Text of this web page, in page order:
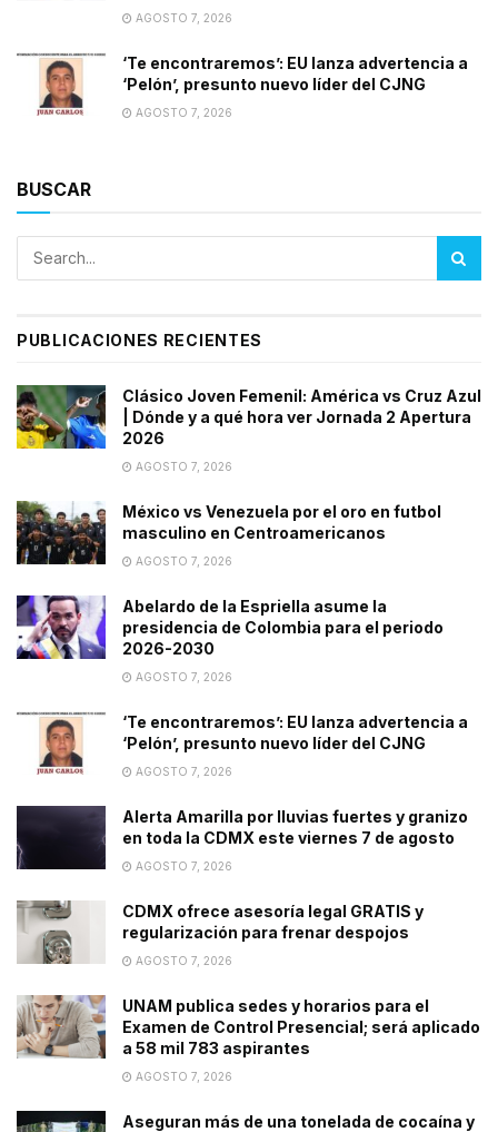
AGOSTO 7, 2026
‘Te encontraremos’: EU lanza advertencia a
‘Pelón’, presunto nuevo líder del CJNG
AGOSTO 7, 2026
BUSCAR
PUBLICACIONES RECIENTES
Clásico Joven Femenil: América vs Cruz Azul
| Dónde y a qué hora ver Jornada 2 Apertura
2026
AGOSTO 7, 2026
México vs Venezuela por el oro en futbol
masculino en Centroamericanos
AGOSTO 7, 2026
Abelardo de la Espriella asume la
presidencia de Colombia para el periodo
2026-2030
AGOSTO 7, 2026
‘Te encontraremos’: EU lanza advertencia a
‘Pelón’, presunto nuevo líder del CJNG
AGOSTO 7, 2026
Alerta Amarilla por lluvias fuertes y granizo
en toda la CDMX este viernes 7 de agosto
AGOSTO 7, 2026
CDMX ofrece asesoría legal GRATIS y
regularización para frenar despojos
AGOSTO 7, 2026
UNAM publica sedes y horarios para el
Examen de Control Presencial; será aplicado
a 58 mil 783 aspirantes
AGOSTO 7, 2026
Aseguran más de una tonelada de cocaína y